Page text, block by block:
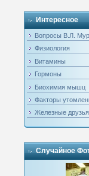
Интересное
Вопросы В.Л.
Физиология
Витамины
Гормоны
Биохимия мышц
Факторы
Железные друзья
Случайное